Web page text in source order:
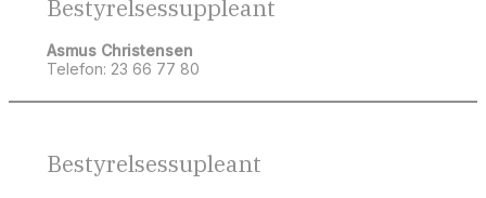
Bestyrelsessuppleant
Asmus Christensen
Telefon: 23 66 77 80
Bestyrelsessupleant